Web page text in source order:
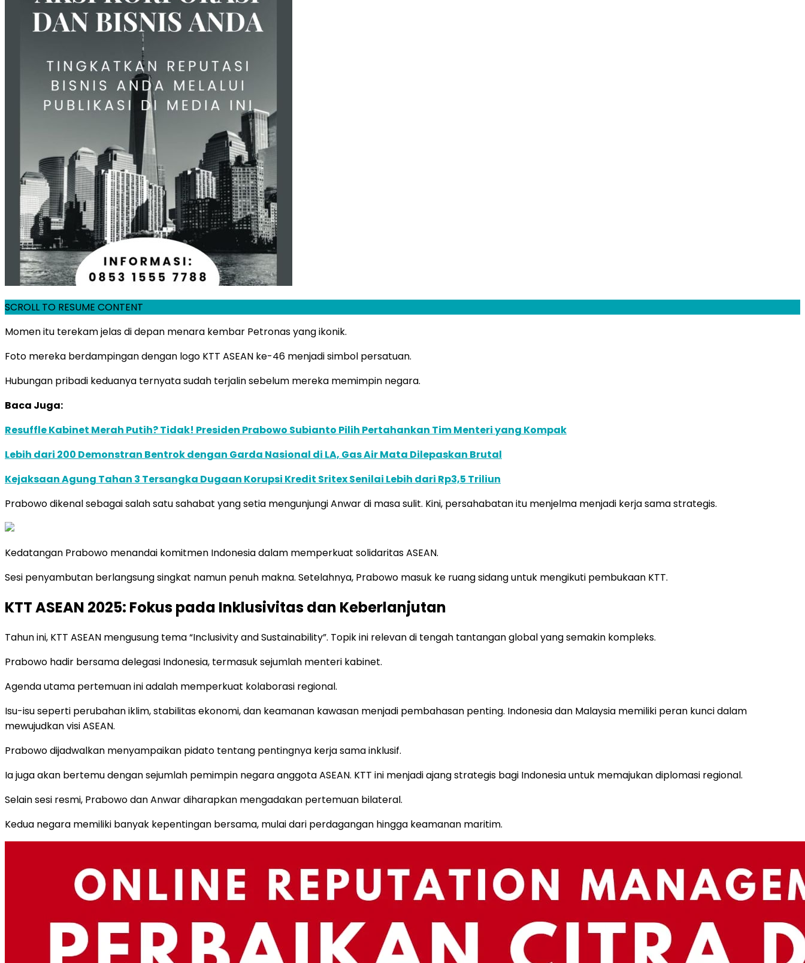
SCROLL TO RESUME CONTENT
Momen itu terekam jelas di depan menara kembar Petronas yang ikonik.
Foto mereka berdampingan dengan logo KTT ASEAN ke-46 menjadi simbol persatuan.
Hubungan pribadi keduanya ternyata sudah terjalin sebelum mereka memimpin negara.
Baca Juga:
Resuffle Kabinet Merah Putih? Tidak! Presiden Prabowo Subianto Pilih Pertahankan Tim Menteri yang Kompak
Lebih dari 200 Demonstran Bentrok dengan Garda Nasional di LA, Gas Air Mata Dilepaskan Brutal
Kejaksaan Agung Tahan 3 Tersangka Dugaan Korupsi Kredit Sritex Senilai Lebih dari Rp3,5 Triliun
Prabowo dikenal sebagai salah satu sahabat yang setia mengunjungi Anwar di masa sulit. Kini, persahabatan itu menjelma menjadi kerja sama strategis.
Kedatangan Prabowo menandai komitmen Indonesia dalam memperkuat solidaritas ASEAN.
Sesi penyambutan berlangsung singkat namun penuh makna. Setelahnya, Prabowo masuk ke ruang sidang untuk mengikuti pembukaan KTT.
KTT ASEAN 2025: Fokus pada Inklusivitas dan Keberlanjutan
Tahun ini, KTT ASEAN mengusung tema “Inclusivity and Sustainability”. Topik ini relevan di tengah tantangan global yang semakin kompleks.
Prabowo hadir bersama delegasi Indonesia, termasuk sejumlah menteri kabinet.
Agenda utama pertemuan ini adalah memperkuat kolaborasi regional.
Isu-isu seperti perubahan iklim, stabilitas ekonomi, dan keamanan kawasan menjadi pembahasan penting. Indonesia dan Malaysia memiliki peran kunci dalam
mewujudkan visi ASEAN.
Prabowo dijadwalkan menyampaikan pidato tentang pentingnya kerja sama inklusif.
Ia juga akan bertemu dengan sejumlah pemimpin negara anggota ASEAN. KTT ini menjadi ajang strategis bagi Indonesia untuk memajukan diplomasi regional.
Selain sesi resmi, Prabowo dan Anwar diharapkan mengadakan pertemuan bilateral.
Kedua negara memiliki banyak kepentingan bersama, mulai dari perdagangan hingga keamanan maritim.